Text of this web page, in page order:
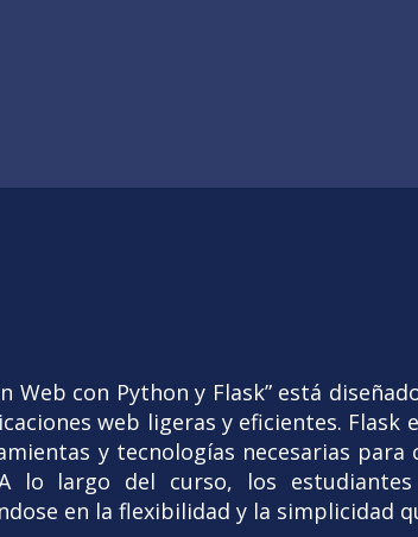
Web con Python y Flask” está
web ligeras y eficientes. Flask
y tecnologías necesarias para
lo largo del curso, los
en la flexibilidad y la simplicidad